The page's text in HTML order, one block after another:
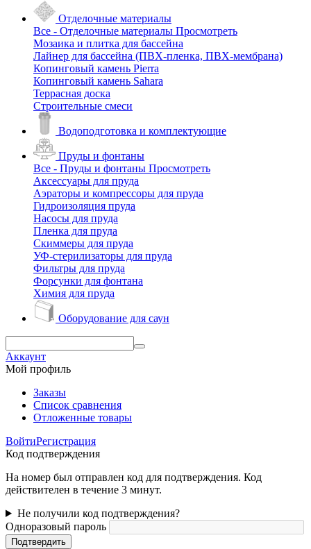
Отделочные материалы
Все - Отделочные материалы Просмотреть
Мозаика и плитка для бассейна
Лайнер для бассейна (ПВХ-пленка, ПВХ-мембрана)
Копинговый камень Pierra
Копинговый камень Sahara
Террасная доска
Строительные смеси
Водоподготовка и комплектующие
Пруды и фонтаны
Все - Пруды и фонтаны Просмотреть
Аксессуары для пруда
Аэраторы и компрессоры для пруда
Гидроизоляция пруда
Насосы для пруда
Пленка для пруда
Скиммеры для пруда
УФ-стерилизаторы для пруда
Фильтры для пруда
Форсунки для фонтана
Химия для пруда
Оборудование для саун
Аккаунт
Мой профиль
Заказы
Список сравнения
Отложенные товары
ВойтиРегистрация
Код подтверждения
На номер был отправлен код для подтверждения. Код
действителен в течение 3 минут.
Не получили код подтверждения?
Одноразовый пароль
Подтвердить